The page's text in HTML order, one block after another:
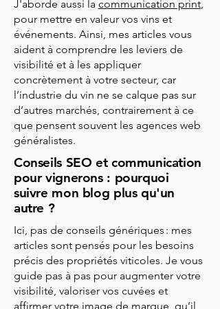
J'aborde aussi la communication print,
pour mettre en valeur vos vins et
événements. Ainsi, mes articles vous
aident à comprendre les leviers de
visibilité et à les appliquer
concrètement à votre secteur, car
l’industrie du vin ne se calque pas sur
d’autres marchés, contrairement à ce
que pensent souvent les agences web
généralistes.
Conseils SEO et communication
pour vignerons : pourquoi
suivre mon blog plus qu'un
autre ?
Ici, pas de conseils génériques : mes
articles sont pensés pour les besoins
précis des propriétés viticoles. Je vous
guide pas à pas pour augmenter votre
visibilité, valoriser vos cuvées et
affirmer votre image de marque, qu’il